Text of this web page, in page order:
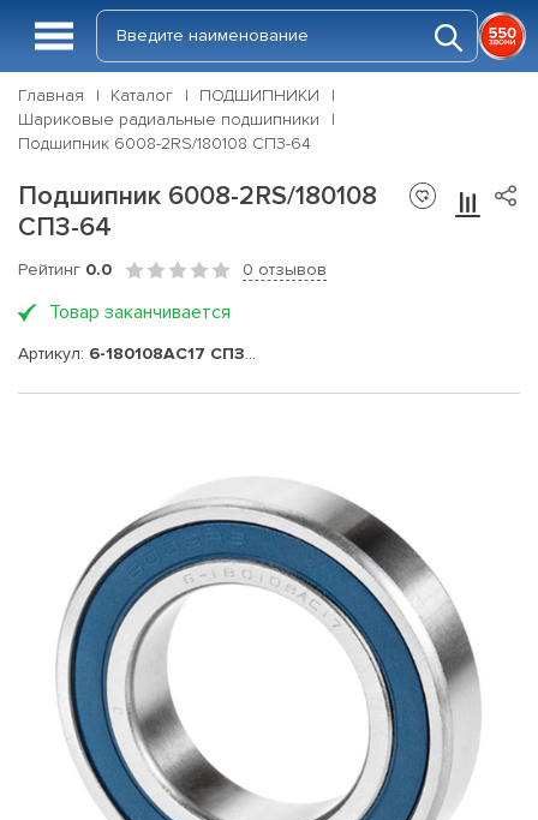
Главная Каталог
ПОДШИПНИКИ
Шариковые радиальные подшипники
Подшипник 6008-2RS/180108 СПЗ-64
Подшипник 6008-2RS/180108
СПЗ-64
Рейтинг 0.0 0 отзывов
Товар заканчивается
Артикул: 6-180108АС17 СПЗ-64